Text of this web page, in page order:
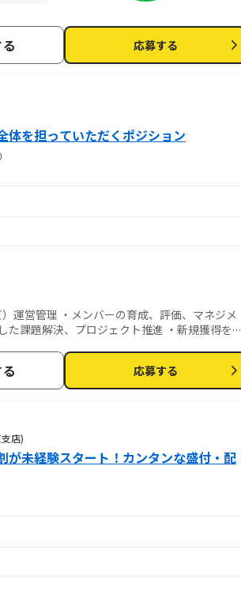
応募する
体を担っていただくポジション
運営管理 ・メンバーの育成、評価、マネジメ
た課題解決、プロジェクト推進 ・新規獲得を
応募する
店)
が未経験スタート！カンタンな盛付・配